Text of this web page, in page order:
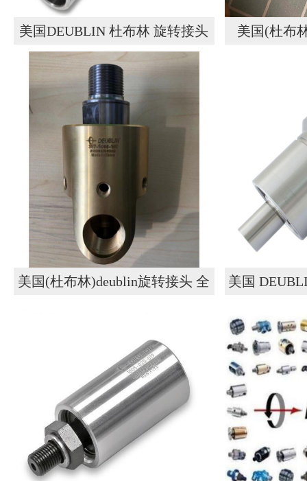
美国DEUBLIN 杜布林 旋转接头
155-000-001
美国(杜布
美国(杜布林)deublin旋转接头 全
美国